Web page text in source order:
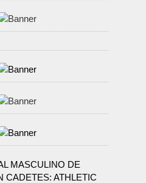
MASCULINO DE
CADETES: ATHLETIC